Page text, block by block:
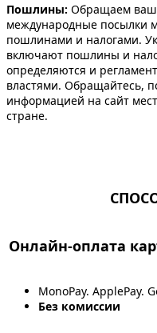
Пошлины: Обращаем
международные посылки
пошлинами и налогами.
включают пошлины и
определяются и
властями. Обращайтесь,
информацией на сайт
стране.
Онлайн-оплата
MonoPay. ApplePay.
Без комиссии